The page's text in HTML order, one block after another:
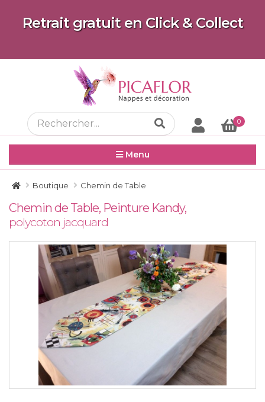
Retrait gratuit en Click & Collect
0
Menu
Boutique Chemin de Table
Chemin de Table, Peinture Kandy,
polycoton jacquard